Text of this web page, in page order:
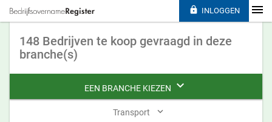
148 Bedrijven te koop gevraagd in deze
branche(s)
EEN BRANCHE KIEZEN 
Transport 
 INLOGGEN